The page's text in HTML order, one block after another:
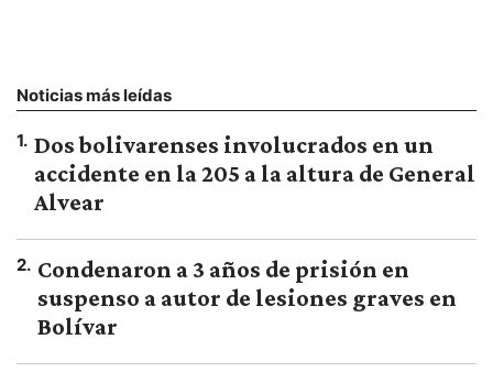
Noticias más leídas
1. Dos bolivarenses involucrados en un
accidente en la 205 a la altura de General
Alvear
2. Condenaron a 3 años de prisión en
suspenso a autor de lesiones graves en
Bolívar